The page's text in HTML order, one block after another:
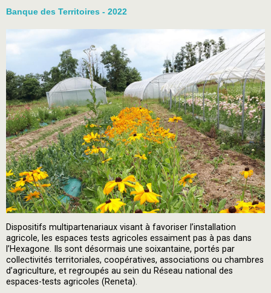
Banque des Territoires - 2022
Dispositifs multipartenariaux visant à favoriser l’installation
agricole, les espaces tests agricoles essaiment pas à pas dans
l’Hexagone. Ils sont désormais une soixantaine, portés par
collectivités territoriales, coopératives, associations ou chambres
d’agriculture, et regroupés au sein du Réseau national des
espaces-tests agricoles (Reneta).